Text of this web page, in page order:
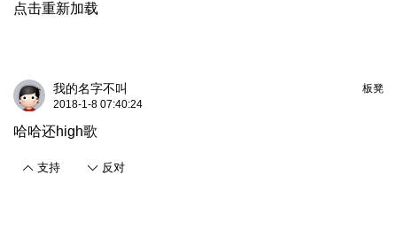
点击重新加载
板凳
我的名字不叫
2018-1-8 07:40:24
哈哈还high歌
支持 反对